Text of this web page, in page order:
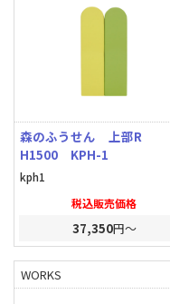
森のふうせん 上部R
H1500 KPH-1
kph1
税込販売価格
37,350円～
WORKS